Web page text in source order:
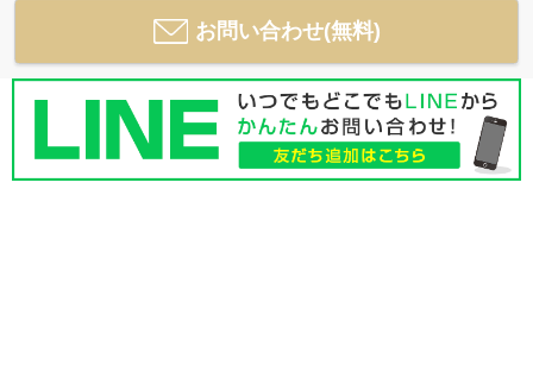
お問い合わせ(無料)